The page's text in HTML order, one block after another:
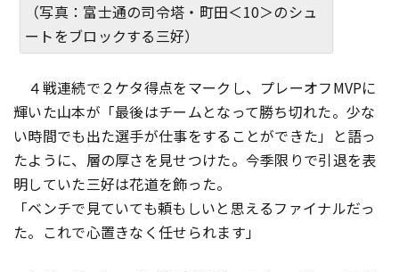
（写真：富士通の司令塔・町田＜10＞のシュ
ートをブロックする三好）
４戦連続で２ケタ得点をマークし、プレーオフMVPに
輝いた山本が「最後はチームとなって勝ち切れた。少な
い時間でも出た選手が仕事をすることができた」と語っ
たように、層の厚さを見せつけた。今季限りで引退を表
明していた三好は花道を飾った。
「ベンチで見ていても頼もしいと思えるファイナルだっ
た。これで心置きなく任せられます」